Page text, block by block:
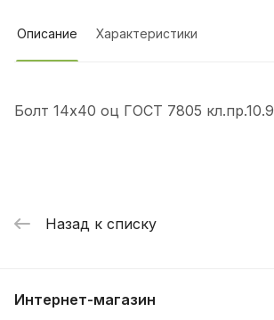
Описание Характеристики
Болт 14х40 оц ГОСТ 7805 кл.пр.10.9
Назад к списку
Интернет-магазин